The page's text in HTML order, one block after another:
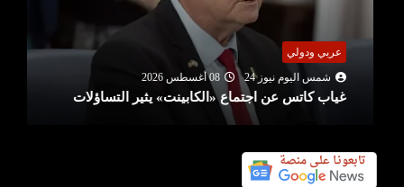
عربي ودولي
شمس اليوم نيوز 24
08 أغسطس 2026
غياب كاتس عن اجتماع «الكابينت» يثير التساؤلات